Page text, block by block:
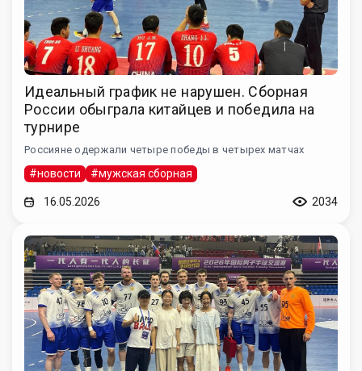
Идеальный график не нарушен. Сборная
России обыграла китайцев и победила на
турнире
Россияне одержали четыре победы в четырех матчах
#новости #мужская сборная
16.05.2026 2034